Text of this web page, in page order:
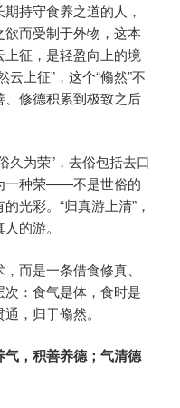
持守食养之道的人，
而受制于外物，这本
征，是轻盈向上的境
上征”，这个“翛然”不
修德积累到极致之后
久为荣”，去俗包括去口
一种荣——不是世俗的
光彩。“归真游上清”，
的游。
而是一条借食修真、
：食气是体，食时是
，归于翛然。
气，积善养德；气清德